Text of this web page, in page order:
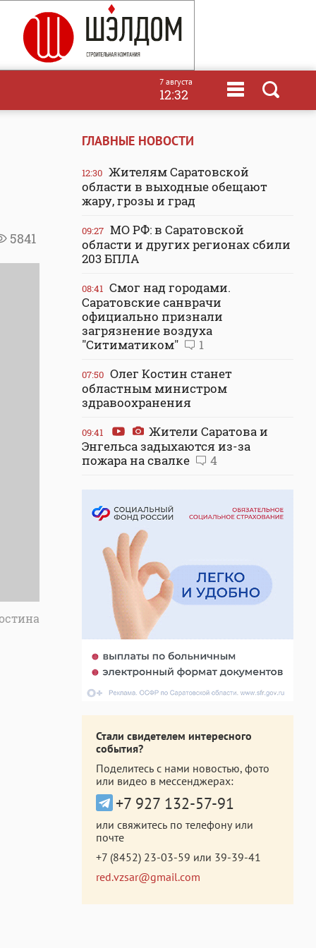
7 августа
12:32
5841
ГЛАВНЫЕ НОВОСТИ
12:30 Жителям Саратовской
области в выходные обещают
жару, грозы и град
09:27 МО РФ: в Саратовской
области и других регионах сбили
203 БПЛА
08:41 Смог над городами.
Саратовские санврачи
официально признали
загрязнение воздуха
"Ситиматиком"
1
07:50 Олег Костин станет
областным министром
здравоохранения
09:41
Жители Саратова и
Энгельса задыхаются из-за
пожара на свалке
4
Стали свидетелем интересного
события?
Поделитесь с нами новостью, фото
или видео в мессенджерах:
+7 927 132-57-91
или свяжитесь по телефону или
почте
+7 (8452) 23-03-59 или 39-39-41
red.vzsar@gmail.com